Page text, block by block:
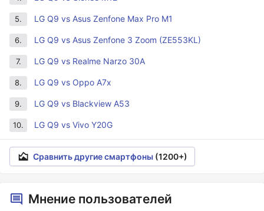
5. LG Q9 vs Asus Zenfone Max Pro M1
6. LG Q9 vs Asus Zenfone 3 Zoom (ZE553KL)
7. LG Q9 vs Realme Narzo 30A
8. LG Q9 vs Oppo A7x
9. LG Q9 vs Blackview A53
10. LG Q9 vs Vivo Y20G
Сравнить другие смартфоны (1200+)
Мнение пользователей